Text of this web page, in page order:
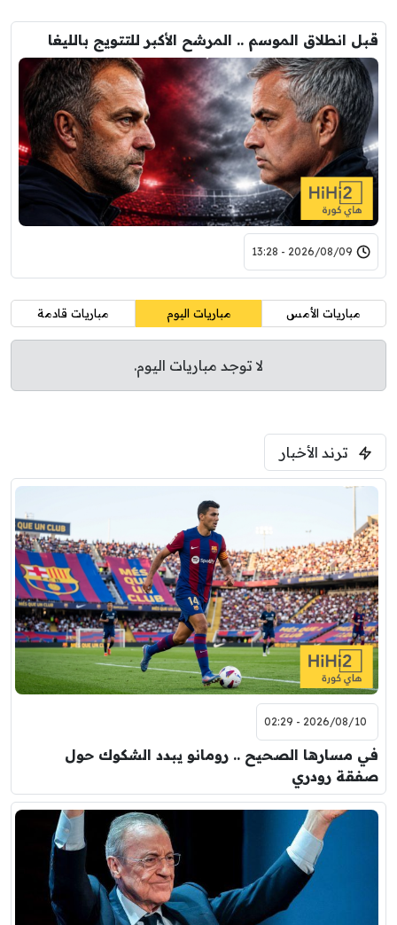
قبل انطلاق الموسم .. المرشح الأكبر للتتويج بالليغا
2026/08/09 - 13:28
مباريات الأمس مباريات اليوم مباريات قادمة
لا توجد مباريات اليوم.
ترند الأخبار
2026/08/10 - 02:29
في مسارها الصحيح .. رومانو يبدد الشكوك حول
صفقة رودري